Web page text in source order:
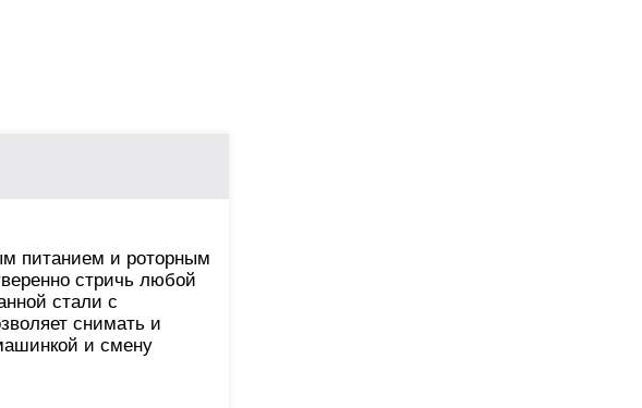
питанием и роторным
стричь любой
стали с
снимать и
и смену